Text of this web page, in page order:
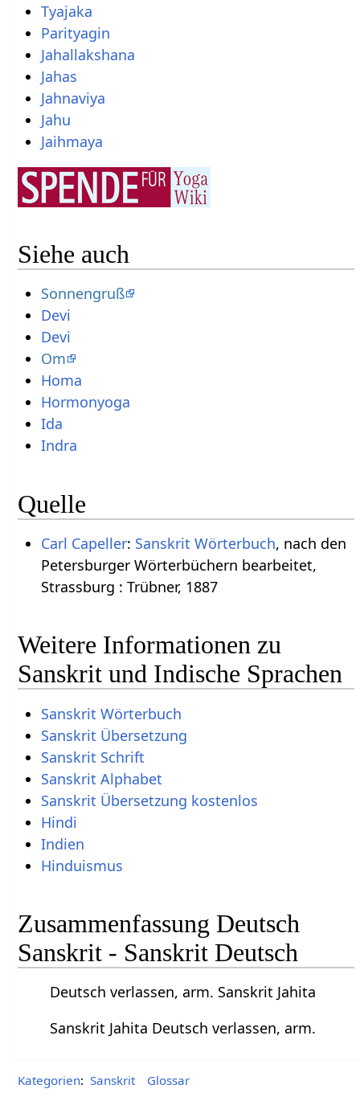
Tyajaka
Parityagin
Jahallakshana
Jahas
Jahnaviya
Jahu
Jaihmaya
Siehe auch
Sonnengruß
Devi
Devi
Om
Homa
Hormonyoga
Ida
Indra
Quelle
Carl Capeller: Sanskrit Wörterbuch, nach den
Petersburger Wörterbüchern bearbeitet,
Strassburg : Trübner, 1887
Weitere Informationen zu
Sanskrit und Indische Sprachen
Sanskrit Wörterbuch
Sanskrit Übersetzung
Sanskrit Schrift
Sanskrit Alphabet
Sanskrit Übersetzung kostenlos
Hindi
Indien
Hinduismus
Zusammenfassung Deutsch
Sanskrit - Sanskrit Deutsch
Deutsch verlassen, arm. Sanskrit Jahita
Sanskrit Jahita Deutsch verlassen, arm.
Kategorien: Sanskrit Glossar